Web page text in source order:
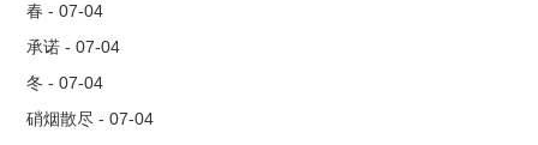
春 - 07-04
承诺 - 07-04
冬 - 07-04
硝烟散尽 - 07-04